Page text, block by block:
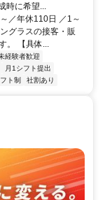
に希望...
／年休110日 ／1～
グラスの接客・販
。 【具体...
経験者歓迎
月1シフト提出
ト制 社割あり